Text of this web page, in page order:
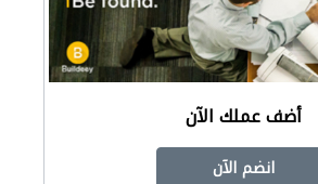
أضف عملك الآن
انضم الآن